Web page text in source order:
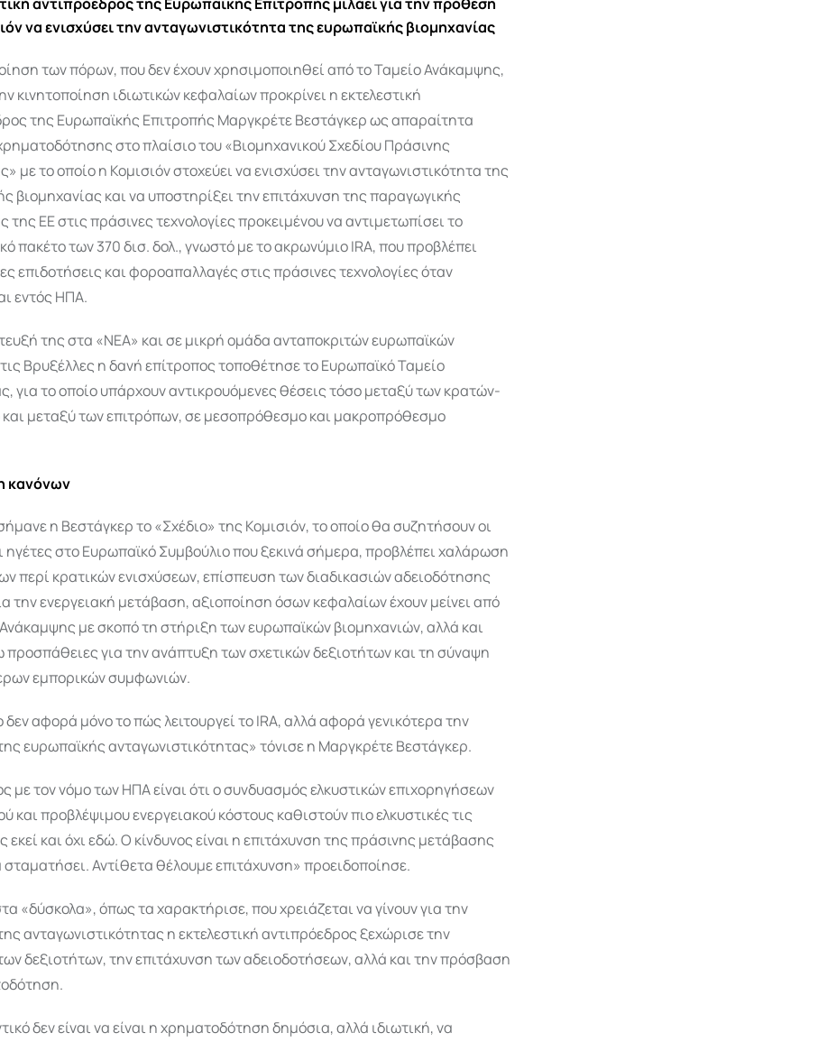
να ενισχύσει την ανταγωνιστικότητα της ευρωπαϊκής βιομηχανίας
των πόρων, που δεν έχουν χρησιμοποιηθεί από το Ταμείο Ανάκαμψης,
κινητοποίηση ιδιωτικών κεφαλαίων προκρίνει η εκτελεστική
της Ευρωπαϊκής Επιτροπής Μαργκρέτε Βεστάγκερ ως απαραίτητα
στο πλαίσιο του «Βιομηχανικού Σχεδίου Πράσινης
με το οποίο η Κομισιόν στοχεύει να ενισχύσει την ανταγωνιστικότητα της
βιομηχανίας και να υποστηρίξει την επιτάχυνση της παραγωγικής
της ΕΕ στις πράσινες τεχνολογίες προκειμένου να αντιμετωπίσει το
πακέτο των 370 δισ. δολ., γνωστό με το ακρωνύμιο IRA, που προβλέπει
επιδοτήσεις και φοροαπαλλαγές στις πράσινες τεχνολογίες όταν
εντός ΗΠΑ.
της στα «ΝΕΑ» και σε μικρή ομάδα ανταποκριτών ευρωπαϊκών
Βρυξέλλες η δανή επίτροπος τοποθέτησε το Ευρωπαϊκό Ταμείο
για το οποίο υπάρχουν αντικρουόμενες θέσεις τόσο μεταξύ των κρατών-
μεταξύ των επιτρόπων, σε μεσοπρόθεσμο και μακροπρόθεσμο
κανόνων
η Βεστάγκερ το «Σχέδιο» της Κομισιόν, το οποίο θα συζητήσουν οι
ηγέτες στο Ευρωπαϊκό Συμβούλιο που ξεκινά σήμερα, προβλέπει χαλάρωση
περί κρατικών ενισχύσεων, επίσπευση των διαδικασιών αδειοδότησης
την ενεργειακή μετάβαση, αξιοποίηση όσων κεφαλαίων έχουν μείνει από
με σκοπό τη στήριξη των ευρωπαϊκών βιομηχανιών, αλλά και
προσπάθειες για την ανάπτυξη των σχετικών δεξιοτήτων και τη σύναψη
εμπορικών συμφωνιών.
δεν αφορά μόνο το πώς λειτουργεί το IRA, αλλά αφορά γενικότερα την
ευρωπαϊκής ανταγωνιστικότητας» τόνισε η Μαργκρέτε Βεστάγκερ.
με τον νόμο των ΗΠΑ είναι ότι ο συνδυασμός ελκυστικών επιχορηγήσεων
και προβλέψιμου ενεργειακού κόστους καθιστούν πιο ελκυστικές τις
εκεί και όχι εδώ. Ο κίνδυνος είναι η επιτάχυνση της πράσινης μετάβασης
σταματήσει. Αντίθετα θέλουμε επιτάχυνση» προειδοποίησε.
«δύσκολα», όπως τα χαρακτήρισε, που χρειάζεται να γίνουν για την
ανταγωνιστικότητας η εκτελεστική αντιπρόεδρος ξεχώρισε την
δεξιοτήτων, την επιτάχυνση των αδειοδοτήσεων, αλλά και την πρόσβαση
δεν είναι να είναι η χρηματοδότηση δημόσια, αλλά ιδιωτική, να